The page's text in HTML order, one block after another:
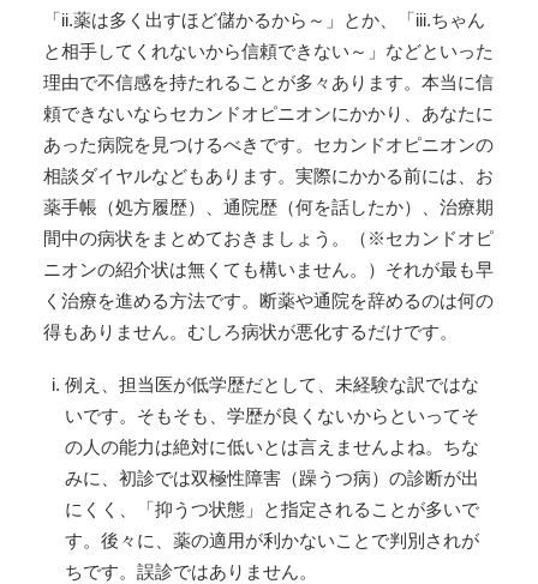
「ii.薬は多く出すほど儲かるから～」とか、「iii.ちゃん
と相手してくれないから信頼できない～」などといった
理由で不信感を持たれることが多々あります。本当に信
頼できないならセカンドオピニオンにかかり、あなたに
あった病院を見つけるべきです。セカンドオピニオンの
相談ダイヤルなどもあります。実際にかかる前には、お
薬手帳（処方履歴）、通院歴（何を話したか）、治療期
間中の病状をまとめておきましょう。（※セカンドオピ
ニオンの紹介状は無くても構いません。）それが最も早
く治療を進める方法です。断薬や通院を辞めるのは何の
得もありません。むしろ病状が悪化するだけです。
例え、担当医が低学歴だとして、未経験な訳ではな
いです。そもそも、学歴が良くないからといってそ
の人の能力は絶対に低いとは言えませんよね。ちな
みに、初診では双極性障害（躁うつ病）の診断が出
にくく、「抑うつ状態」と指定されることが多いで
す。後々に、薬の適用が利かないことで判別されが
ちです。誤診ではありません。